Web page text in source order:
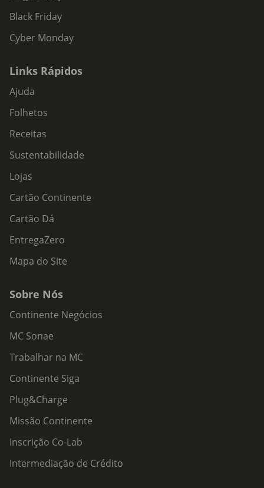
Black Friday
Cyber Monday
Links Rápidos
Ajuda
Folhetos
Receitas
Sustentabilidade
Lojas
Cartão Continente
Cartão Dá
EntregaZero
Mapa do Site
Sobre Nós
Continente Negócios
MC Sonae
Trabalhar na MC
Continente Siga
Plug&Charge
Missão Continente
Inscrição Co-Lab
Intermediação de Crédito